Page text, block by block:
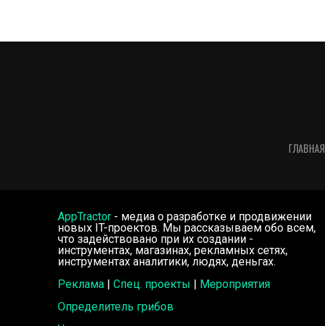
ГЛАВНАЯ
AppTractor - медиа о разработке и продвижении
новых IT-проектов. Мы рассказываем обо всем,
что задействовано при их создании -
инструментах, магазинах, рекламных сетях,
инструментах аналитики, людях, деньгах.
Реклама | Спец. проекты | Мероприятия
Определитель грибов